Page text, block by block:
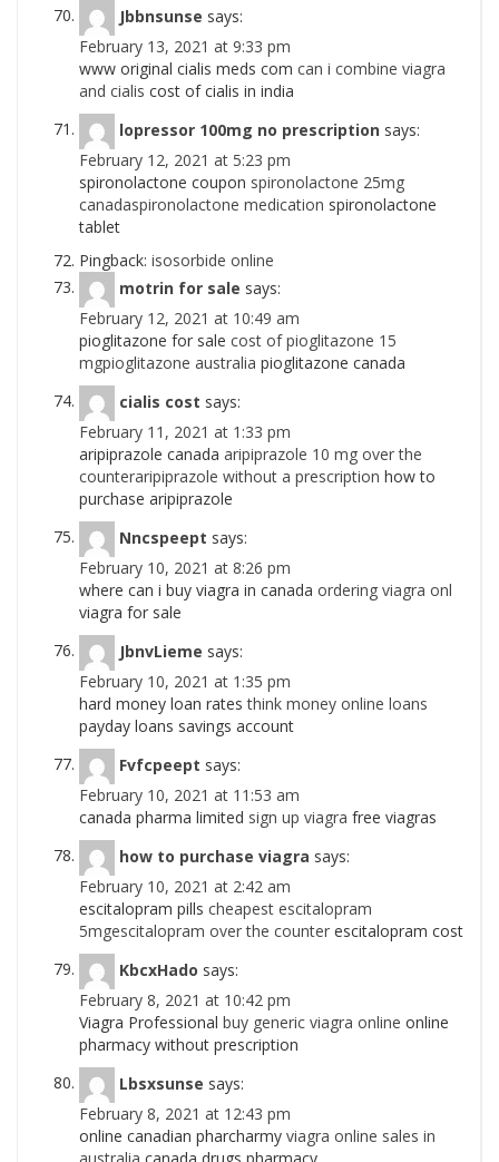
Jbbnsunse says:
February 13, 2021 at 9:33 pm
www original cialis meds com can i combine viagra
and cialis cost of cialis in india
lopressor 100mg no prescription says:
February 12, 2021 at 5:23 pm
spironolactone coupon spironolactone 25mg
canadaspironolactone medication spironolactone
tablet
Pingback: isosorbide online
motrin for sale says:
February 12, 2021 at 10:49 am
pioglitazone for sale cost of pioglitazone 15
mgpioglitazone australia pioglitazone canada
cialis cost says:
February 11, 2021 at 1:33 pm
aripiprazole canada aripiprazole 10 mg over the
counteraripiprazole without a prescription how to
purchase aripiprazole
Nncspeept says:
February 10, 2021 at 8:26 pm
where can i buy viagra in canada ordering viagra onl
viagra for sale
JbnvLieme says:
February 10, 2021 at 1:35 pm
hard money loan ratesthink money online loans
payday loans savings account
Fvfcpeept says:
February 10, 2021 at 11:53 am
canada pharma limited sign up viagra free viagras
how to purchase viagra says:
February 10, 2021 at 2:42 am
escitalopram pills cheapest escitalopram
5mgescitalopram over the counter escitalopram cost
KbcxHado says:
February 8, 2021 at 10:42 pm
Viagra Professional buy generic viagra online online
pharmacy without prescription
Lbsxsunse says:
February 8, 2021 at 12:43 pm
online canadian pharcharmy viagra online sales in
australia canada drugs pharmacy